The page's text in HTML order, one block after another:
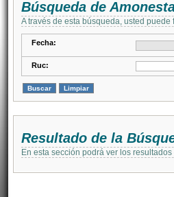
Búsqueda de
A través de esta búsqueda, usted
Fecha:
Ruc:
Resultado de la
En esta sección podrá ver los